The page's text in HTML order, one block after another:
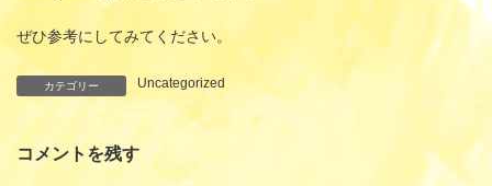
ぜひ参考にしてみてください。
カテゴリー Uncategorized
コメントを残す